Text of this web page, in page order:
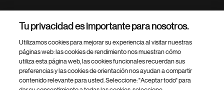
Footer Site Search
Tu privacidad es importante para nosotros.
Utilizamos cookies para mejorar su experiencia al visitar nuestras
páginas web: las cookies de rendimiento nos muestran cómo
utiliza esta página web, las cookies funcionales recuerdan sus
preferencias y las cookies de orientación nos ayudan a compartir
contenido relevante para usted. Seleccione: "Aceptar todo" para